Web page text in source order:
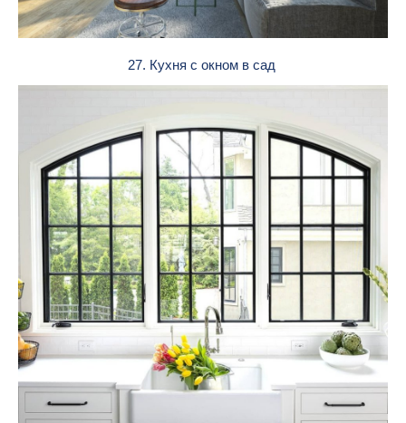
27. Кухня с окном в сад